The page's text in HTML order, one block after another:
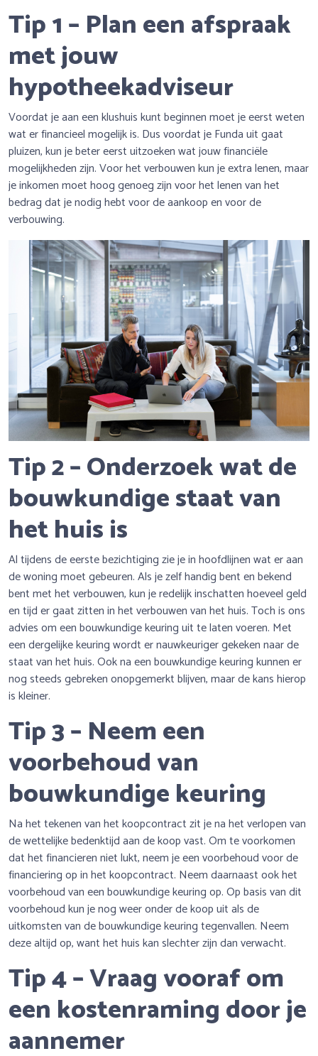
Tip 1 – Plan een afspraak
met jouw
hypotheekadviseur
Voordat je aan een klushuis kunt beginnen moet je eerst weten
wat er financieel mogelijk is. Dus voordat je Funda uit gaat
pluizen, kun je beter eerst uitzoeken wat jouw financiële
mogelijkheden zijn. Voor het verbouwen kun je extra lenen, maar
je inkomen moet hoog genoeg zijn voor het lenen van het
bedrag dat je nodig hebt voor de aankoop en voor de
verbouwing.
Tip 2 – Onderzoek wat de
bouwkundige staat van
het huis is
Al tijdens de eerste bezichtiging zie je in hoofdlijnen wat er aan
de woning moet gebeuren. Als je zelf handig bent en bekend
bent met het verbouwen, kun je redelijk inschatten hoeveel geld
en tijd er gaat zitten in het verbouwen van het huis. Toch is ons
advies om een bouwkundige keuring uit te laten voeren. Met
een dergelijke keuring wordt er nauwkeuriger gekeken naar de
staat van het huis. Ook na een bouwkundige keuring kunnen er
nog steeds gebreken onopgemerkt blijven, maar de kans hierop
is kleiner.
Tip 3 – Neem een
voorbehoud van
bouwkundige keuring
Na het tekenen van het koopcontract zit je na het verlopen van
de wettelijke bedenktijd aan de koop vast. Om te voorkomen
dat het financieren niet lukt, neem je een voorbehoud voor de
financiering op in het koopcontract. Neem daarnaast ook het
voorbehoud van een bouwkundige keuring op. Op basis van dit
voorbehoud kun je nog weer onder de koop uit als de
uitkomsten van de bouwkundige keuring tegenvallen. Neem
deze altijd op, want het huis kan slechter zijn dan verwacht.
Tip 4 – Vraag vooraf om
een kostenraming door je
aannemer